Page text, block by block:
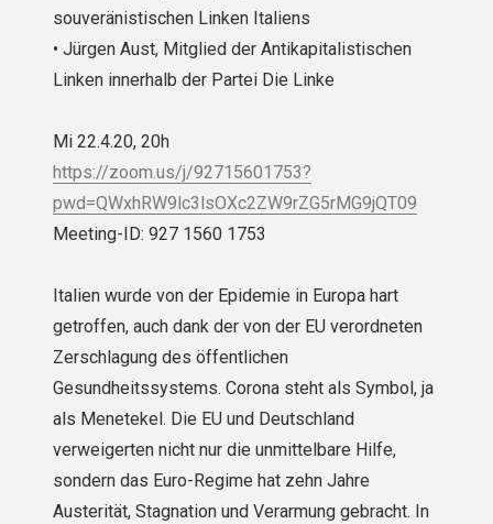
souveränistischen Linken Italiens
• Jürgen Aust, Mitglied der Antikapitalistischen
Linken innerhalb der Partei Die Linke
Mi 22.4.20, 20h
https://zoom.us/j/92715601753?
pwd=QWxhRW9lc3lsOXc2ZW9rZG5rMG9jQT09
Meeting-ID: 927 1560 1753
Italien wurde von der Epidemie in Europa hart
getroffen, auch dank der von der EU verordneten
Zerschlagung des öffentlichen
Gesundheitssystems. Corona steht als Symbol, ja
als Menetekel. Die EU und Deutschland
verweigerten nicht nur die unmittelbare Hilfe,
sondern das Euro-Regime hat zehn Jahre
Austerität, Stagnation und Verarmung gebracht. In